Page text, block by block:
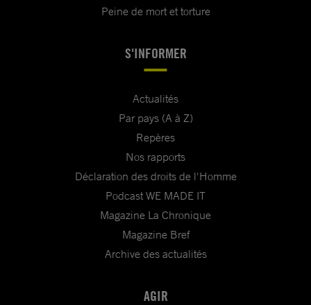
Peine de mort et torture
S'INFORMER
Actualités
Par pays (A à Z)
Repères
Nos rapports
Déclaration des droits de l'Homme
Podcast WE MADE IT
Magazine La Chronique
Magazine Bref
Archive des actualités
AGIR